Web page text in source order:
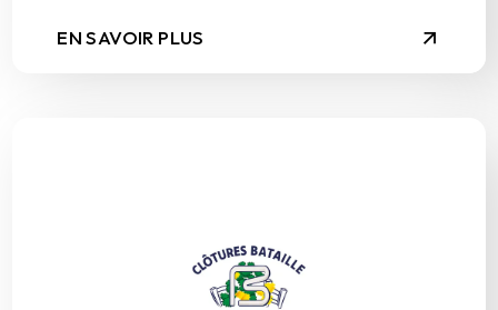
EN SAVOIR PLUS